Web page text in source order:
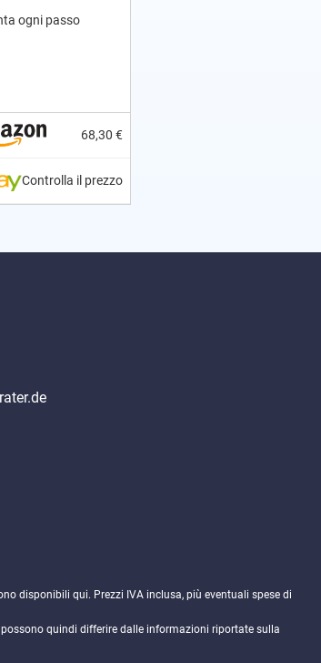
68,30 €
Controlla il prezzo
ogni passo
disponibili qui. Prezzi IVA inclusa, più eventuali spese di
quindi differire dalle informazioni riportate sulla